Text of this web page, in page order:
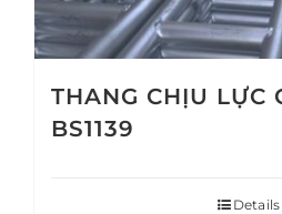
THANG CHỊU LỰC
BS1139
Details